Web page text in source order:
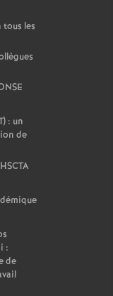
tous les
: un
de
:
de